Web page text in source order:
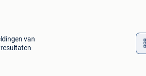
van